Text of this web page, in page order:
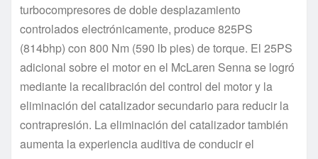
turbocompresores de doble desplazamiento
controlados electrónicamente, produce 825PS
(814bhp) con 800 Nm (590 lb pies) de torque. El 25PS
adicional sobre el motor en el McLaren Senna se logró
mediante la recalibración del control del motor y la
eliminación del catalizador secundario para reducir la
contrapresión. La eliminación del catalizador también
aumenta la experiencia auditiva de conducir el